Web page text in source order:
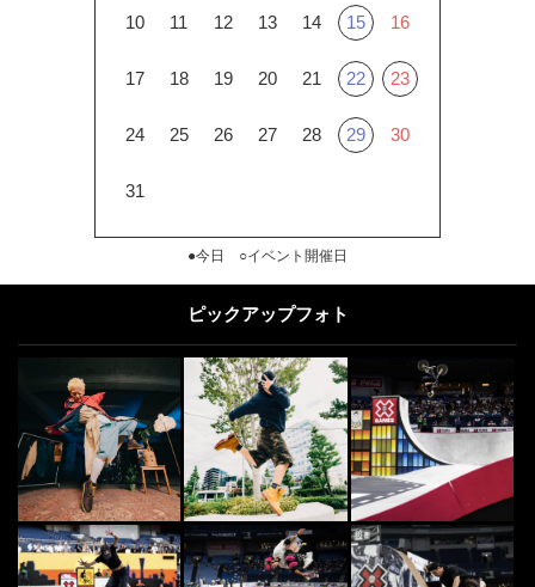
10 11 12 13 14 15 16
17 18 19 20 21 22 23
24 25 26 27 28 29 30
31
●今日 ○イベント開催日
ピックアップフォト